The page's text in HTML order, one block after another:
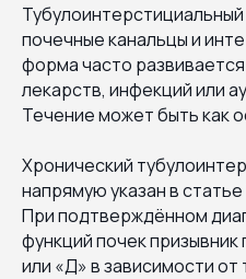
почечные канальцы и
форма часто
лекарств, инфекций или
Течение может быть как
Хронический
напрямую указан в
При подтверждённом
функций почек
или «Д» в зависимости